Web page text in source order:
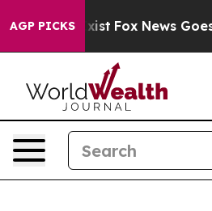
AGP PICKS
Exist Fox News Goes